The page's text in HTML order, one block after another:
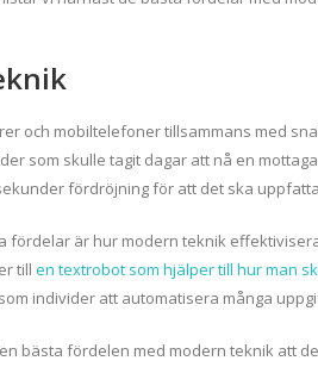
och mobiltelefoner tillsammans med
som skulle tagit dagar att nå en
fördröjning för att det ska
fördelar är hur modern teknik
till en textrobot som hjälper till hur man
individer att automatisera många
bästa fördelen med modern teknik att